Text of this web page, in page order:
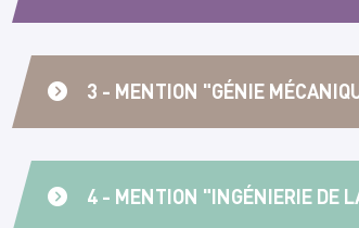
3 - MENTION "GÉNIE
4 - MENTION "INGÉNIERIE DE